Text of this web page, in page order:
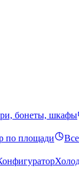
бонеты, шкафы
по площади